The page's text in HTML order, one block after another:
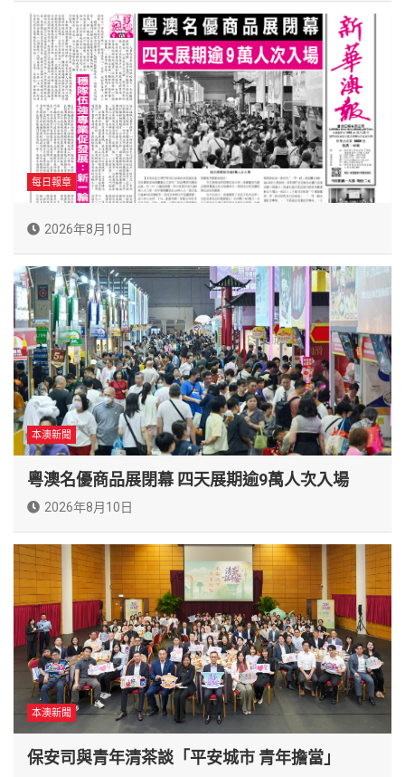
每日報章
2026年8月10日
本澳新聞
粵澳名優商品展閉幕 四天展期逾9萬人次入場
2026年8月10日
本澳新聞
保安司與青年清茶談「平安城市 青年擔當」